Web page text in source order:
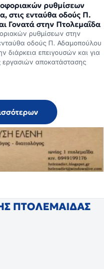
ρυθμίσεων
στις ενταύθα οδούς Π.
Γονατά στην Πτολεμαΐδα
ρυθμίσεων στην
οδούς Π. Αδαμοπούλου
διάρκεια επειγουσών και για
εργασιών αποκατάστασης
ΠΤΟΛΕΜΑΙΔΑΣ